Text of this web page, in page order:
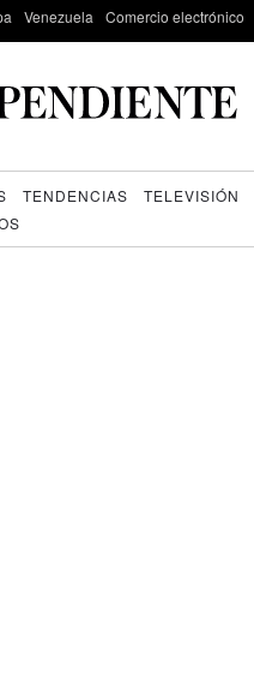
Venezuela Comercio electrónico
TENDENCIAS TELEVISIÓN